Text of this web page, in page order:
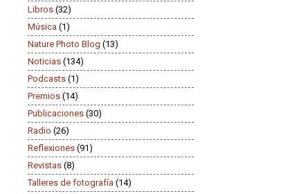
Libros (32)
Música (1)
Nature Photo Blog (13)
Noticias (134)
Podcasts (1)
Premios (14)
Publicaciones (30)
Radio (26)
Reflexiones (91)
Revistas (8)
Talleres de fotografía (14)